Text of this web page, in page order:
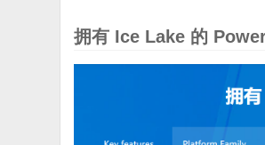
拥有 Ice Lake 的